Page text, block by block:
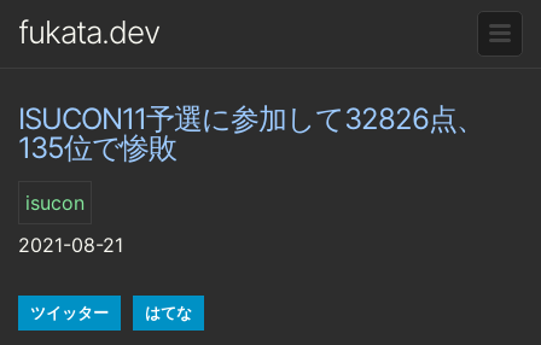
fukata.dev
ISUCON11予選に参加して32826点、
135位で惨敗
isucon
2021-08-21
ツイッター はてな